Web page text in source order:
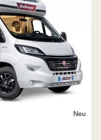
Neu